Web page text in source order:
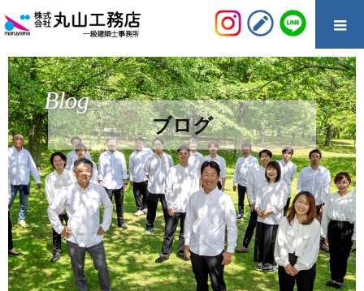
ブログ
Blog